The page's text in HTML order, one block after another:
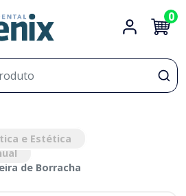
0
e Estética
de Borracha